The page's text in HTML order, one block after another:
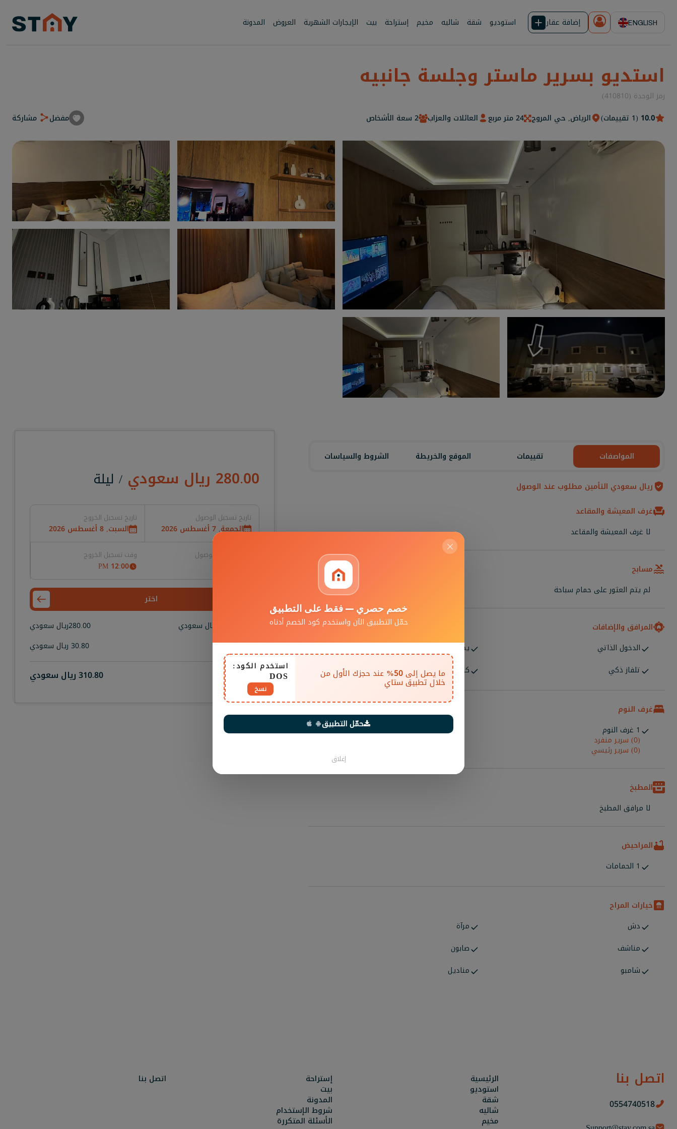
استوديو شقة شاليه مخيم إستراحة بيت الإيجارات الشهرية العروض المدونة إضافة عقار ENGLISH
استديو بسرير ماستر وجلسة جانبيه
رمز الوحدة (410810)
10.0 (1 تقييمات) الرياض, حي المروج 24 متر مربع العائلات والعزاب 2 سعة الأشخاص مفضل مشاركة
المواصفات تقييمات الموقع والخريطة الشروط والسياسات
ريال سعودي التأمين مطلوب عند الوصول
غرف المعيشة والمقاعد
لا غرف المعيشة والمقاعد
مسابح
لم يتم العثور على حمام سباحة
المرافق والإضافات
الدخول الذاتي
يمكن إحضار الحيوانات الأليفة
تلفاز ذكي
كاميرات خارجية
غرف النوم
1 غرف النوم
(0) سرير منفرد
(0) سرير رئيسي
المطبخ
لا مرافق المطبخ
المراحيض
1 الحمامات
خيارات المراح
دش
مرآة
مناشف
صابون
شامبو
مناديل
280.00 ريال سعودي / ليلة
تاريخ تسجيل الوصول
الجمعة, 7 أغسطس 2026
تاريخ تسجيل الخروج
السبت, 8 أغسطس 2026
وقت تسجيل الوصول وقت تسجيل الخروج
12:00 PM
اختر
ريال سعودي 280.00ريال سعودي
رسوم الخدمة
30.80 ريال سعودي
إجمالي 310.80ريال سعودي
اتصل بنا
0554740518
الرئيسية
استوديو
شقة
شاليه
مخيم
إستراحة
بيت
المدونة
شروط الإستخدام
الأسئلة المتكررة
اتصل بنا
خصم حصري — فقط على التطبيق
حمّل التطبيق الآن واستخدم كود الخصم أدناه
ما يصل إلى50% عند حجزك الأول من
خلال تطبيق ستاي
استخدم الكود:
DOS
نسخ
حمّل التطبيق
إغلاق